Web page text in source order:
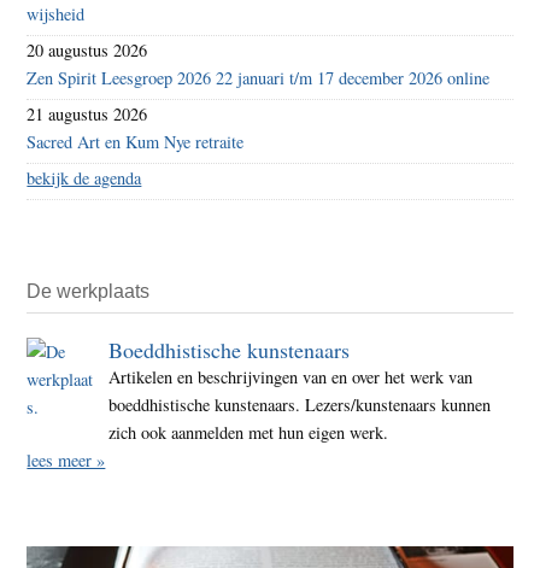
wijsheid
20 augustus 2026
Zen Spirit Leesgroep 2026 22 januari t/m 17 december 2026 online
21 augustus 2026
Sacred Art en Kum Nye retraite
bekijk de agenda
De werkplaats
Boeddhistische kunstenaars
Artikelen en beschrijvingen van en over het werk van
boeddhistische kunstenaars. Lezers/kunstenaars kunnen
zich ook aanmelden met hun eigen werk.
lees meer »